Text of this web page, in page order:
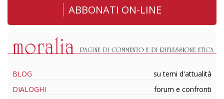
ABBONATI ON-LINE
BLOG
su temi d'attualità
DIALOGHI
forum e confronti